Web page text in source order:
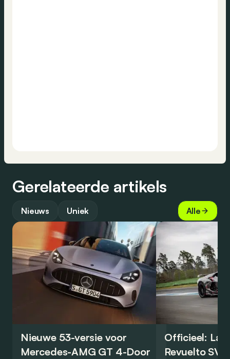
Gerelateerde artikels
Nieuws Uniek Alle
Nieuwe 53-versie voor
Mercedes-AMG GT 4-Door
Officieel:
Revuelto SV